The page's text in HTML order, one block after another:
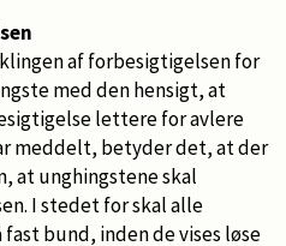
af forbesigtigelsen for
med den hensigt, at
lettere for avlere
meddelt, betyder det, at der
at unghingstene skal
I stedet for skal alle
bund, inden de vises løse